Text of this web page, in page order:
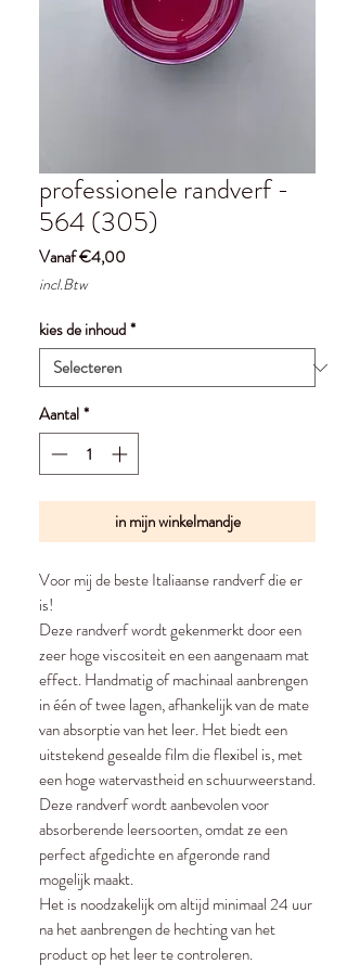
professionele randverf -
564 (305)
Vanaf€4,00Verkoopprijs
incl.Btw
kies de inhoud*
Aantal*
in mijn winkelmandje
Voor mij de beste Italiaanse randverf die er
is!
Deze randverf wordt gekenmerkt door een
zeer hoge viscositeit en een aangenaam mat
effect. Handmatig of machinaal aanbrengen
in één of twee lagen, afhankelijk van de mate
van absorptie van het leer. Het biedt een
uitstekend gesealde film die flexibel is, met
een hoge watervastheid en schuurweerstand.
Deze randverf wordt aanbevolen voor
absorberende leersoorten, omdat ze een
perfect afgedichte en afgeronde rand
mogelijk maakt.
Het is noodzakelijk om altijd minimaal 24 uur
na het aanbrengen de hechting van het
product op het leer te controleren.